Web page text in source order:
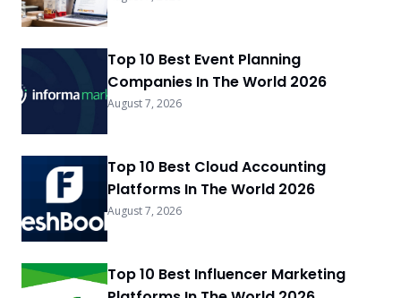
Top 10 Best Event Planning
Companies In The World 2026
August 7, 2026
Top 10 Best Cloud Accounting
Platforms In The World 2026
August 7, 2026
Top 10 Best Influencer Marketing